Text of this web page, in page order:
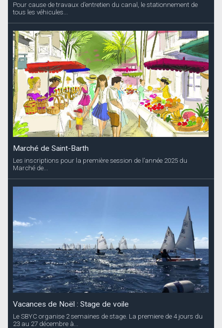
Pour cause de travaux d’entretien du canal, le stationnement de
tous les véhicules...
Marché de Saint-Barth
Les inscriptions pour la première session de l’année 2025 du
Marché de...
Vacances de Noël : Stage de voile
Le SBYC organise 2 semaines de stage. La premiere de 4 jours du
23 au 27 décembre à...